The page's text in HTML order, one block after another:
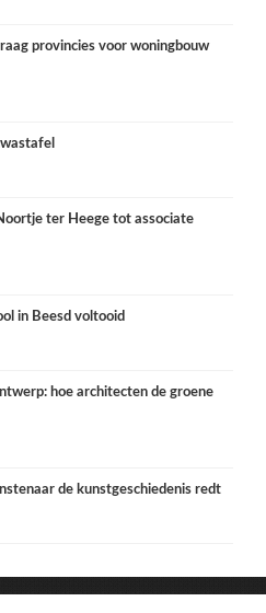
provincies voor woningbouw
ter Heege tot associate
in Beesd voltooid
hoe architecten de groene
de kunstgeschiedenis redt